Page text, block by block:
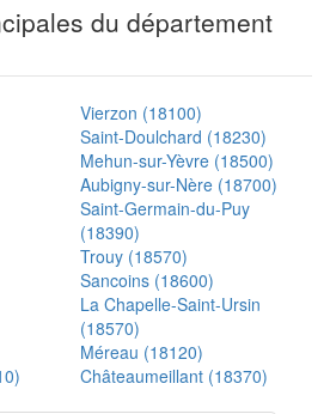
du département
Vierzon (18100)
Saint-Doulchard (18230)
Mehun-sur-Yèvre (18500)
Aubigny-sur-Nère (18700)
Saint-Germain-du-Puy
(18390)
Trouy (18570)
Sancoins (18600)
La Chapelle-Saint-Ursin
(18570)
Méreau (18120)
Châteaumeillant (18370)